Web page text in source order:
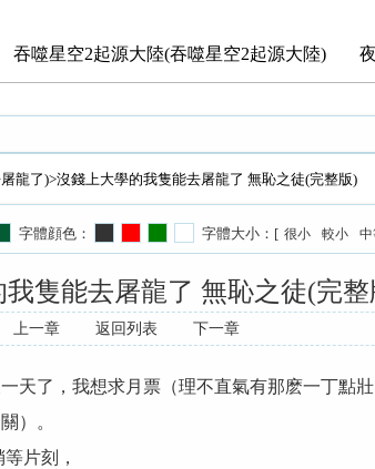
吞噬星空2起源大陸(吞噬星空2起源大陸)
龍了)>沒錢上大學的我隻能去屠龍了 無恥之徒(完整版)
字體顔色： 字體大小：[ 很小 較小 中
隻能去屠龍了 無恥之徒(完整
上一章 返回列表 下一章
天了，我想求月票（理不直氣有那麽一丁點壯
）。
片刻，